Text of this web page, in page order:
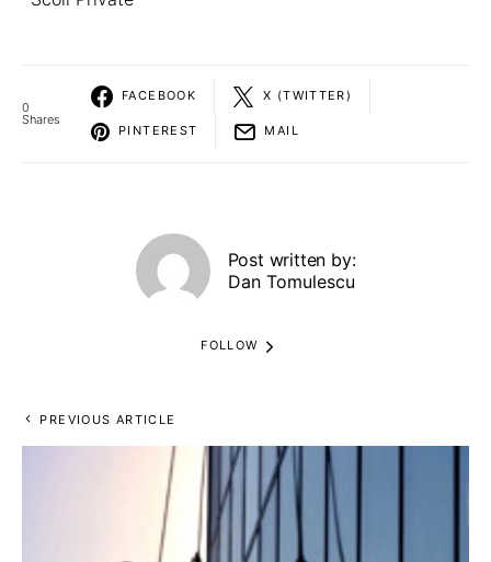
0
Shares
FACEBOOK X (TWITTER)
PINTEREST MAIL
Post written by:
Dan Tomulescu
FOLLOW
PREVIOUS ARTICLE